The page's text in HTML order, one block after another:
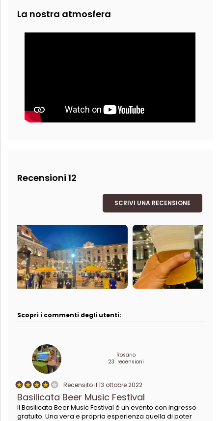
La nostra atmosfera
Recensioni 12
SCRIVI UNA RECENSIONE
Scopri i commenti degli utenti:
Rosario
23 recensioni
Recensito il 13 ottobre 2022
Basilicata Beer Music Festival
Il Basilicata Beer Music Festival è un evento con ingresso
gratuito. Una vera e propria esperienza quella di poter